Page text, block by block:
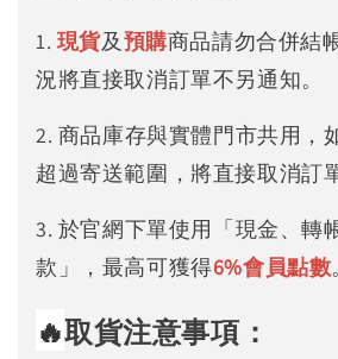
1. 現貨及預購商品請勿合併結
況將直接取消訂單不另通知。
2. 商品庫存與實體門市共用，
超過寄送範圍，將直接取消訂
3. 於官網下單使用「現金、轉
款」，最高可獲得6%會員點數
🔥取貨注意事項：